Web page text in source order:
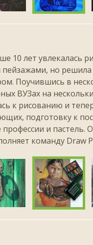
10 лет увлекалась
пейзажами, но решила
Поучившись в
ВУЗах на
к рисованию и
подготовку к
профессии и пастель.
команду Draw